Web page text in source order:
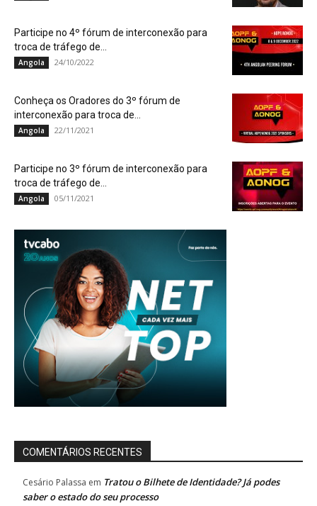
Participe no 4º fórum de interconexão para
troca de tráfego de...
Angola 24/10/2022
Conheça os Oradores do 3º fórum de
interconexão para troca de...
Angola 22/11/2021
Participe no 3º fórum de interconexão para
troca de tráfego de...
Angola 05/11/2021
COMENTÁRIOS RECENTES
Cesário Palassa em Tratou o Bilhete de Identidade? Já podes
saber o estado do seu processo